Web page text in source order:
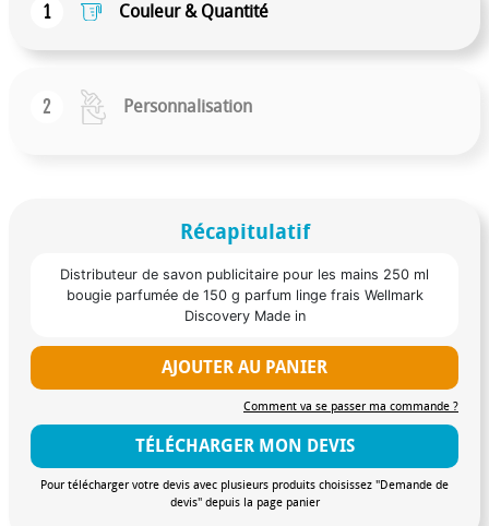
1 Couleur & Quantité
2 Personnalisation
Récapitulatif
Distributeur de savon publicitaire pour les mains 250 ml
bougie parfumée de 150 g parfum linge frais Wellmark
Discovery Made in
AJOUTER AU PANIER
Comment va se passer ma commande ?
TÉLÉCHARGER MON DEVIS
Pour télécharger votre devis avec plusieurs produits choisissez "Demande de
devis" depuis la page panier